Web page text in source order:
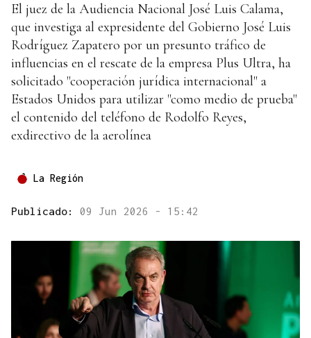
El juez de la Audiencia Nacional José Luis Calama,
que investiga al expresidente del Gobierno José Luis
Rodríguez Zapatero por un presunto tráfico de
influencias en el rescate de la empresa Plus Ultra, ha
solicitado "cooperación jurídica internacional" a
Estados Unidos para utilizar "como medio de prueba"
el contenido del teléfono de Rodolfo Reyes,
exdirectivo de la aerolínea
La Región
Publicado: 09 Jun 2026 - 15:42